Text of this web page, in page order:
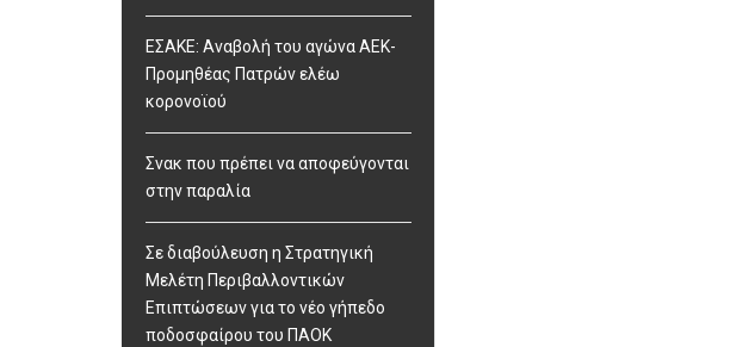
ΕΣΑΚΕ: Αναβολή του αγώνα ΑΕΚ-
Προμηθέας Πατρών ελέω
κορονοϊού
Σνακ που πρέπει να αποφεύγονται
στην παραλία
Σε διαβούλευση η Στρατηγική
Μελέτη Περιβαλλοντικών
Επιπτώσεων για το νέο γήπεδο
ποδοσφαίρου του ΠΑΟΚ